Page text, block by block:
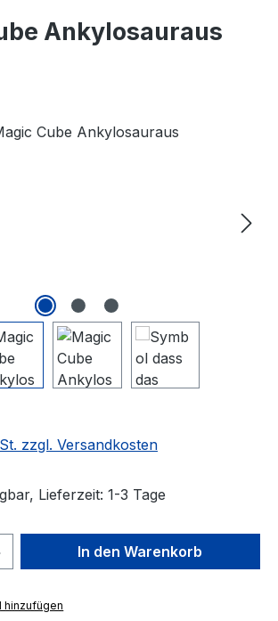
Ankylosauraus
zzgl. Versandkosten
Lieferzeit: 1-3 Tage
Gib den
In den Warenkorb
hinzufügen